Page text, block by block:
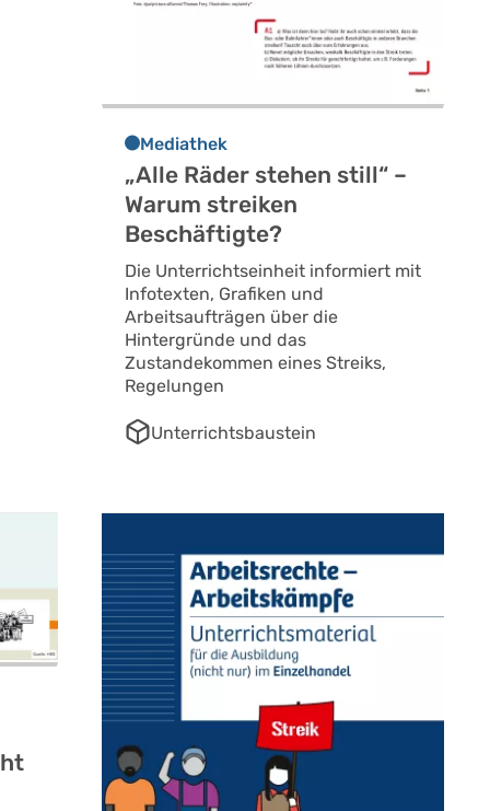
Mediathek
„Alle Räder stehen still“ –
Warum streiken
Beschäftigte?
Die Unterrichtseinheit informiert mit
Infotexten, Grafiken und
Arbeitsaufträgen über die
Hintergründe und das
Zustandekommen eines Streiks,
Regelungen
Unterrichtsbaustein